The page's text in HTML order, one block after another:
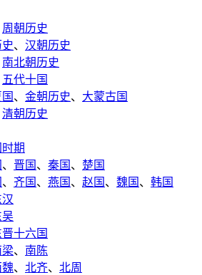
周朝历史
、 汉朝历史
南北朝历史
五代十国
、 金朝历史、 大蒙古国
清朝历史
期
、 晋国 、 秦国 、 楚国
、 齐国 、 燕国 、 赵国 、 魏国 、 韩国
汉
吴
晋十六国
梁、 南陈
魏、 北齐、 北周